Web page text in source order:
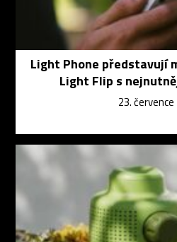
Light Phone představují
Light Flip s
23.